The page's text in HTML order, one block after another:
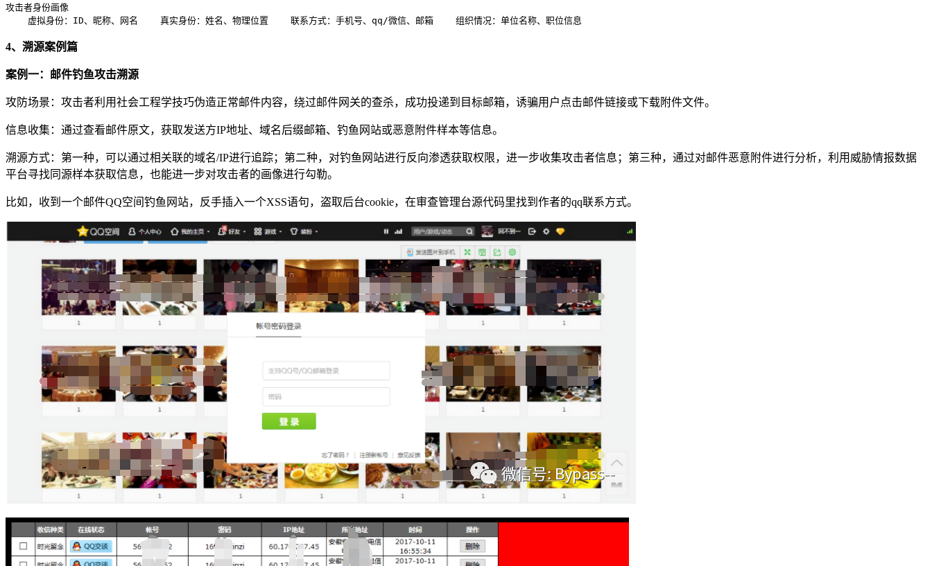
攻击者身份画像
    虚拟身份：ID、昵称、网名
    真实身份：姓名、物理位置
    联系方式：手机号、qq/微信、邮箱
    组织情况：单位名称、职位信息
4、溯源案例篇
案例一：邮件钓鱼攻击溯源
攻防场景：攻击者利用社会工程学技巧伪造正常邮件内容，绕过邮件网关的查杀，成功投递到目标邮箱，诱骗用户点击邮件链接或下载附件文件。
信息收集：通过查看邮件原文，获取发送方IP地址、域名后缀邮箱、钓鱼网站或恶意附件样本等信息。
溯源方式：第一种，可以通过相关联的域名/IP进行追踪；第二种，对钓鱼网站进行反向渗透获取权限，进一步收集攻击者信息；第三种，通过对邮件恶意附件进行分析，利用威胁情报数据
平台寻找同源样本获取信息，也能进一步对攻击者的画像进行勾勒。
比如，收到一个邮件QQ空间钓鱼网站，反手插入一个XSS语句，盗取后台cookie，在审查管理台源代码里找到作者的qq联系方式。